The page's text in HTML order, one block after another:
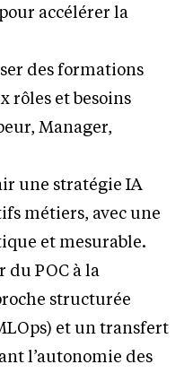
accélérer la
des formations
rôles et besoins
Manager,
une stratégie IA
métiers, avec une
et mesurable.
du POC à la
structurée
et un transfert
l’autonomie des